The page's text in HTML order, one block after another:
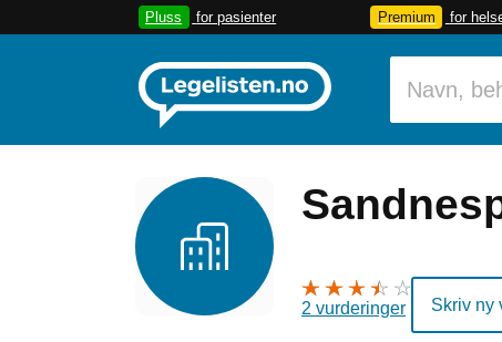
Pluss for pasienter Premium for
2 vurderinger Skriv ny